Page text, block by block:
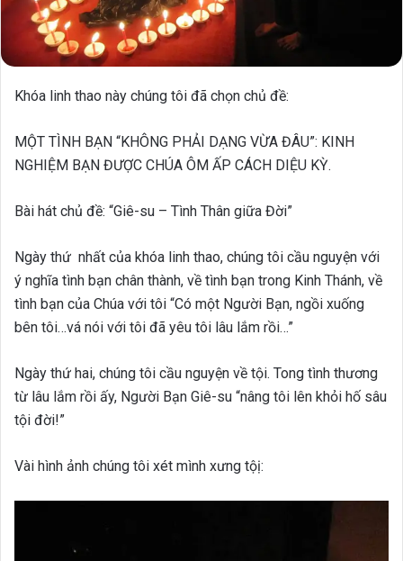
Khóa linh thao này chúng tôi đã chọn chủ đề:
MỘT TÌNH BẠN “KHÔNG PHẢI DẠNG VỪA ĐÂU”: KINH
NGHIỆM BẠN ĐƯỢC CHÚA ÔM ẤP CÁCH DIỆU KỲ.
Bài hát chủ đề: “Giê-su – Tình Thân giữa Đời”
Ngày thứ nhất của khóa linh thao, chúng tôi cầu nguyện với
ý nghĩa tình bạn chân thành, về tình bạn trong Kinh Thánh, về
tình bạn của Chúa với tôi “Có một Người Bạn, ngồi xuống
bên tôi…vá nói với tôi đã yêu tôi lâu lắm rồi…”
Ngày thứ hai, chúng tôi cầu nguyện về tội. Tong tình thương
từ lâu lắm rồi ấy, Người Bạn Giê-su “nâng tôi lên khỏi hố sâu
tội đời!”
Vài hình ảnh chúng tôi xét mình xưng tộị: